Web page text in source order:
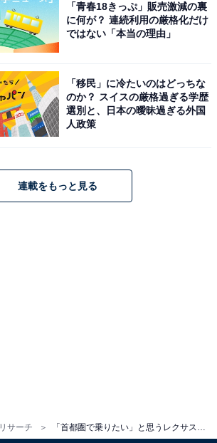
リサーチ
「青春18きっぷ」販売激減の裏
に何が？ 連続利用の厳格化だけ
ではない「本当の理由」
「移民」に冷たいのはどっちな
のか？ スイスの厳格過ぎる学歴
選別と、日本の曖昧過ぎる外国
人政策
連載をもっと見る